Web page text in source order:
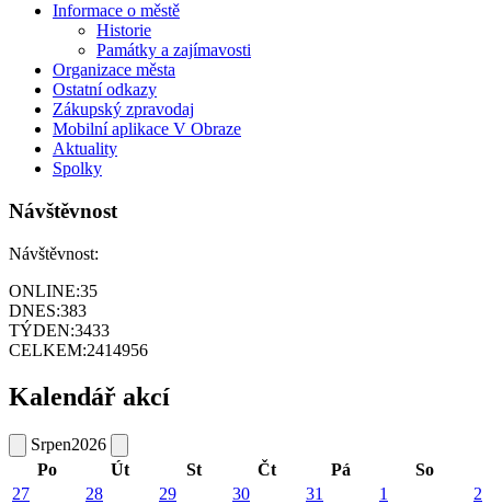
Informace o městě
Historie
Památky a zajímavosti
Organizace města
Ostatní odkazy
Zákupský zpravodaj
Mobilní aplikace V Obraze
Aktuality
Spolky
Návštěvnost
Návštěvnost:
ONLINE:35
DNES:383
TÝDEN:3433
CELKEM:2414956
Kalendář akcí
Srpen2026
Po
Út St Čt Pá
So
27
28
29
30
31
1
2